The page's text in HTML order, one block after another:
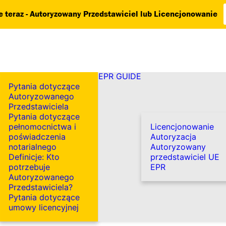
teraz - Autoryzowany Przedstawiciel lub Licencjonowanie
Pytania dotyczące
Autoryzowanego
Przedstawiciela
Pytania dotyczące
pełnomocnictwa i
poświadczenia
notarialnego
Definicje: Kto
potrzebuje
Autoryzowanego
Przedstawiciela?
Pytania dotyczące
umowy licencyjnej
EPR GUIDE
Licencjonowanie
Autoryzacja
Autoryzowany
przedstawiciel UE
EPR